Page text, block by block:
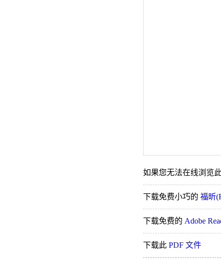
如果您无法在线浏览
下载免费小巧的 福昕
下载免费的 Adobe
下载此 PDF 文件